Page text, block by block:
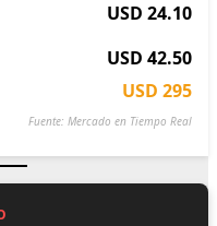
USD 24.10
USD 42.50
USD 295
Fuente: Mercado en Tiempo Real